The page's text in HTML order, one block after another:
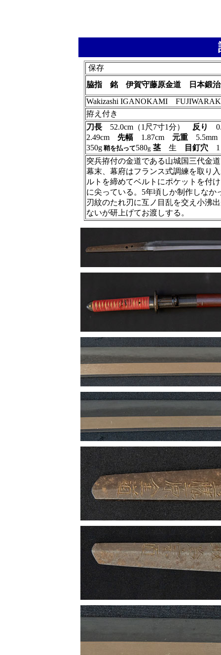
保存
脇指 銘 伊賀守藤原金道 日本鍛治
Wakizashi IGANOKAMI
拵え付き
刀長 52.0cm（1尺7寸1分） 反り
2.49cm 先幅 1.87cm 元重
350g 鞘を払って580g 茎 生 目釘穴
突兵拵付の金道である山城国三代金
幕末、幕府はフランス式調練を取り
ルトを締めてベルトにポケットを付
に尖っている。5年頃しか制作しな
刃紋のたれ刃に互ノ目乱を交え小沸
ないが研上げてお渡しする。